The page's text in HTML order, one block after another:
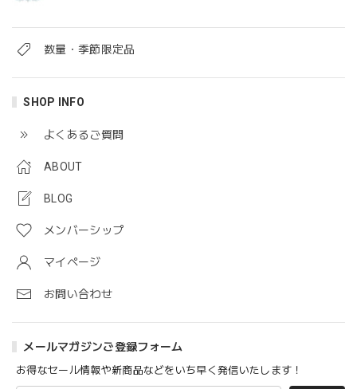
数量・季節限定品
SHOP INFO
よくあるご質問
ABOUT
BLOG
メンバーシップ
マイページ
お問い合わせ
メールマガジンご登録フォーム
お得なセール情報や新商品などをいち早く発信いたします！